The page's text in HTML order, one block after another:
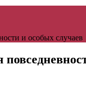
и особых случаев